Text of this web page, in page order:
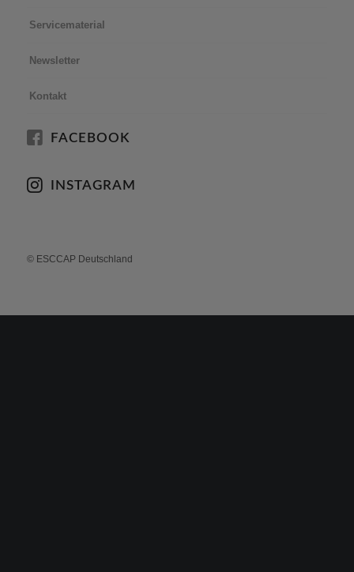
Servicematerial
Newsletter
Kontakt
FACEBOOK
INSTAGRAM
© ESCCAP Deutschland